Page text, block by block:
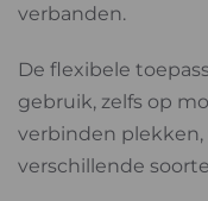
verbanden.
De flexibele
gebruik, zelfs op
verbinden plekken,
verschillende